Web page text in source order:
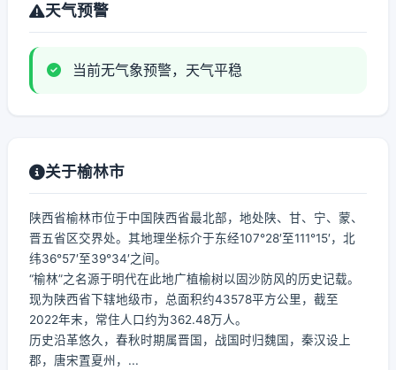
天气预警
当前无气象预警，天气平稳
关于榆林市
陕西省榆林市位于中国陕西省最北部，地处陕、甘、宁、蒙、
晋五省区交界处。其地理坐标介于东经107°28′至111°15′，北
纬36°57′至39°34′之间。
“榆林”之名源于明代在此地广植榆树以固沙防风的历史记载。
现为陕西省下辖地级市，总面积约43578平方公里，截至
2022年末，常住人口约为362.48万人。
历史沿革悠久，春秋时期属晋国，战国时归魏国，秦汉设上
郡，唐宋置夏州，...